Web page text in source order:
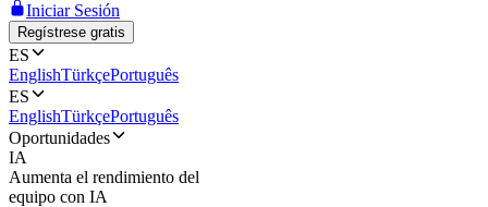
Iniciar Sesión
Regístrese gratis
ES
EnglishTürkçePortuguês
ES
EnglishTürkçePortuguês
Oportunidades
IA
Aumenta el rendimiento del
equipo con IA